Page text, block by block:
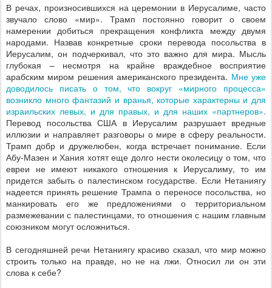
В речах, произносившихся на церемонии в Иерусалиме, часто
звучало слово «мир». Трамп постоянно говорит о своем
намерении добиться прекращения конфликта между двумя
народами. Назвав конкретные сроки перевода посольства в
Иерусалим, он подчеркивал, что это важно для мира. Мысль
глубокая – несмотря на крайне враждебное восприятие
арабским миром решения американского президента. Мне уже
доводилось писать о том, что вокруг «мирного процесса»
возникло много фантазий и вранья, которые характерны и для
израильских левых, и для правых, и для наших «партнеров».
Перевод посольства США в Иерусалим разрушает вредные
иллюзии и направляет разговоры о мире в сферу реальности.
Трамп добр и дружелюбен, когда встречает понимание. Если
Абу-Мазен и Хания хотят еще долго нести околесицу о том, что
евреи не имеют никакого отношения к Иерусалиму, то им
придется забыть о палестинском государстве. Если Нетаниягу
надеется принять решение Трампа о переносе посольства, но
манкировать его же предложениями о территориальном
размежевании с палестинцами, то отношения с нашим главным
союзником могут осложниться.
В сегодняшней речи Нетаниягу красиво сказал, что мир можно
строить только на правде, но не на лжи. Относил ли он эти
слова к себе?